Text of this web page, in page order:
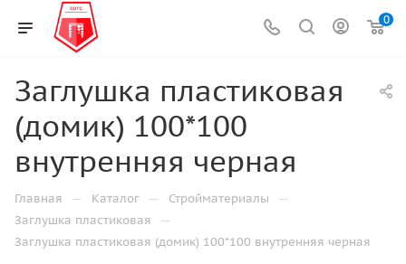
0
Заглушка пластиковая
(домик) 100*100
внутренняя черная
Главная — Каталог — Стройматериалы —
Заглушка пластиковая —
Заглушка пластиковая (домик) 100*100 внутренняя черная